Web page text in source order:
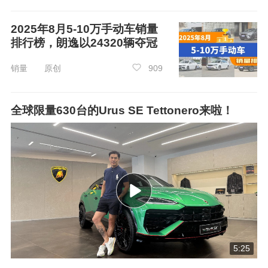
2025年8月5-10万手动车销量
排行榜，朗逸以24320辆夺冠
销量 原创 909
全球限量630台的Urus SE Tettonero来啦！
5:25